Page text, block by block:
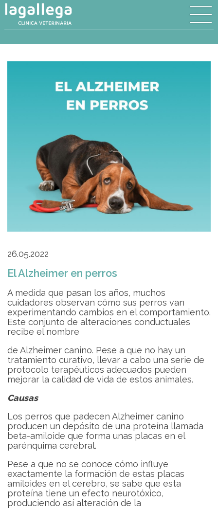
26.05.2022
El Alzheimer en perros
A medida que pasan los años, muchos
cuidadores observan cómo sus perros van
experimentando cambios en el comportamiento.
Este conjunto de alteraciones conductuales
recibe el nombre
de Alzheimer canino. Pese a que no hay un
tratamiento curativo, llevar a cabo una serie de
protocolo terapéuticos adecuados pueden
mejorar la calidad de vida de estos animales.
Causas
Los perros que padecen Alzheimer canino
producen un depósito de una proteína llamada
beta-amiloide que forma unas placas en el
parénquima cerebral.
Pese a que no se conoce cómo influye
exactamente la formación de estas placas
amiloides en el cerebro, se sabe que esta
proteína tiene un efecto neurotóxico,
produciendo así alteración de la